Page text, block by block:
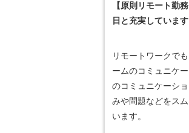
【原則リモート勤
日と充実しています
リモートワークで
ームのコミュニケ
のコミュニケーシ
みや問題などをス
います。